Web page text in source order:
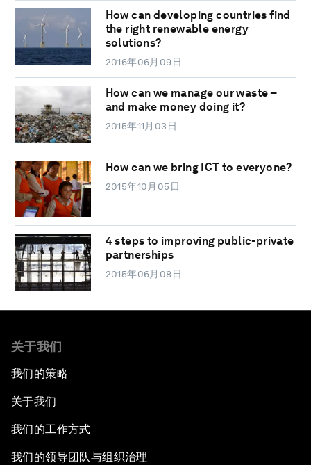
How can developing countries find
the right renewable energy
solutions?
2016年06月09日
How can we manage our waste –
and make money doing it?
2015年11月03日
How can we bring ICT to everyone?
2015年10月05日
4 steps to improving public-private
partnerships
2015年06月08日
关于我们
我们的策略
关于我们
我们的工作方式
我们的领导团队与组织治理